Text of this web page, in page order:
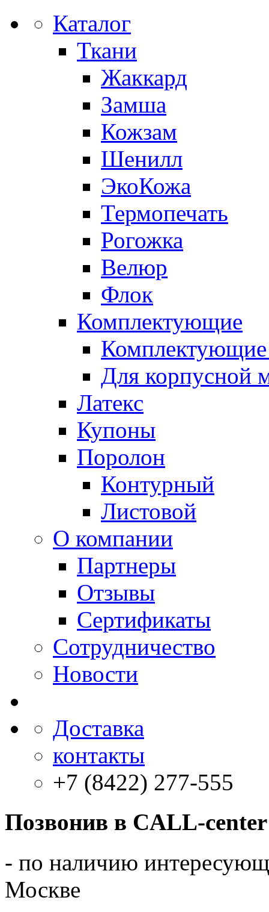
Каталог
Ткани
Жаккард
Замша
Кожзам
Шенилл
ЭкоКожа
Термопечать
Рогожка
Велюр
Флок
Комплектующие
Комплектующие
Для корпусной
Латекс
Купоны
Поролон
Контурный
Листовой
О компании
Партнеры
Отзывы
Сертификаты
Сотрудничество
Новости
Доставка
контакты
+7 (8422) 277-555
Позвонив в CALL-
- по наличию
Москве